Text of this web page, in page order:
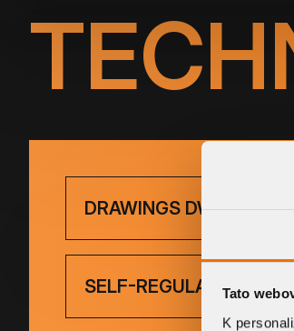
Tato
K
DRAWINGS DWG
SELF-REGULATING